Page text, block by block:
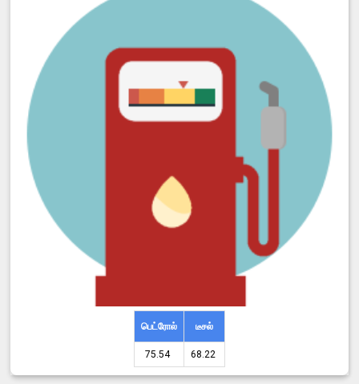
பெட்ரோல் டீசல்
75.54 ₹ 68.22 ₹